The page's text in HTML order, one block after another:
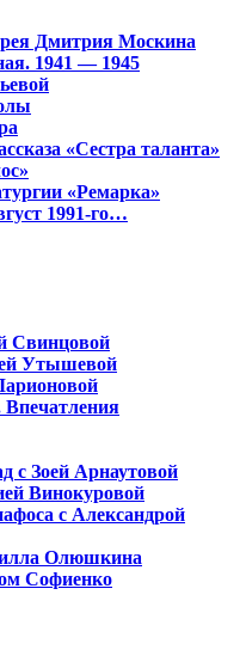
Дмитрия Москина
1941 — 1945
«Сестра таланта»
«Ремарка»
1991-го…
Свинцовой
Утышевой
Впечатления
с Зоей Арнаутовой
Винокуровой
с Александрой
Олюшкина
Софиенко